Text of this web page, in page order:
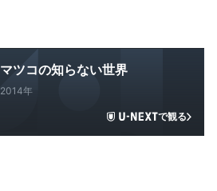
マツコの知らない世界
2014年
で観る